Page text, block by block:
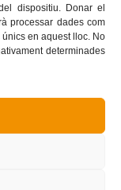
dispositiu. Donar el
processar dades com
en aquest lloc. No
determinades